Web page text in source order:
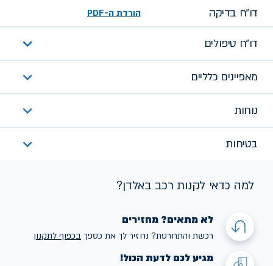
דו״ח בדיקה הורדת ה-PDF
דו״ח טיפולים
מאפיינים כלליים
נוחות
בטיחות
למה כדאי לקנות רכב באלדן?
לא מתאים? מחזירים
רכשת והתחרטת? נחזיר לך את כספך בכפוף לתקנון
מגיע לכם לדעת הכול!